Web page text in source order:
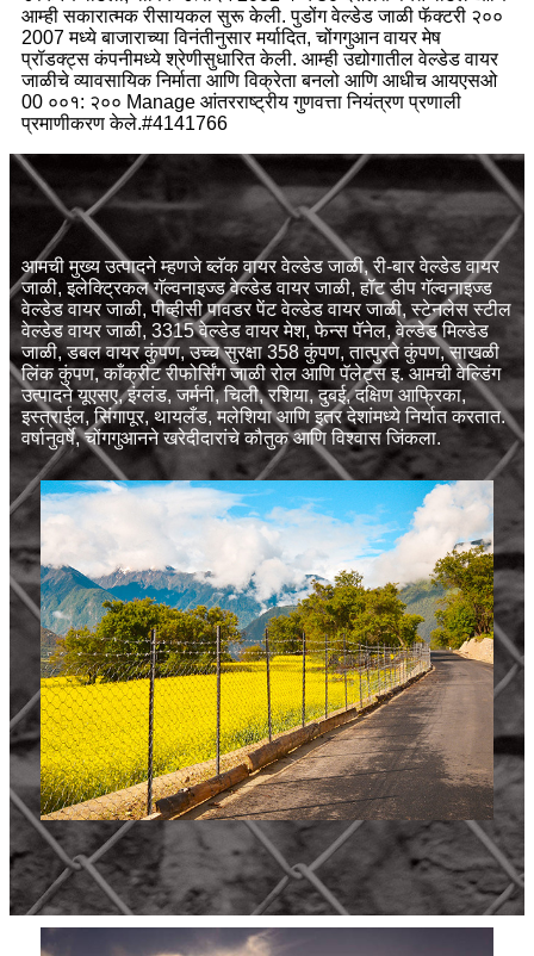
आम्ही सकारात्मक रीसायकल सुरू केली. पुडोंग वेल्डेड जाळी फॅक्टरी २००
2007 मध्ये बाजाराच्या विनंतीनुसार मर्यादित, चोंगगुआन वायर मेष
प्रॉडक्ट्स कंपनीमध्ये श्रेणीसुधारित केली. आम्ही उद्योगातील वेल्डेड वायर
जाळीचे व्यावसायिक निर्माता आणि विक्रेता बनलो आणि आधीच आयएसओ
00 ००१: २०० Manage आंतरराष्ट्रीय गुणवत्ता नियंत्रण प्रणाली
प्रमाणीकरण केले.#4141766
आमची मुख्य उत्पादने म्हणजे ब्लॅक वायर वेल्डेड जाळी, री-बार वेल्डेड वायर
जाळी, इलेक्ट्रिकल गॅल्वनाइज्ड वेल्डेड वायर जाळी, हॉट डीप गॅल्वनाइज्ड
वेल्डेड वायर जाळी, पीव्हीसी पावडर पेंट वेल्डेड वायर जाळी, स्टेनलेस स्टील
वेल्डेड वायर जाळी, 3315 वेल्डेड वायर मेश, फेन्स पॅनेल, वेल्डेड मिल्डेड
जाळी, डबल वायर कुंपण, उच्च सुरक्षा 358 कुंपण, तात्पुरते कुंपण, साखळी
लिंक कुंपण, काँक्रीट रीफोर्सिंग जाळी रोल आणि पॅलेट्स इ. आमची वेल्डिंग
उत्पादने यूएसए, इंग्लंड, जर्मनी, चिली, रशिया, दुबई, दक्षिण आफ्रिका,
इस्त्राईल, सिंगापूर, थायलँड, मलेशिया आणि इतर देशांमध्ये निर्यात करतात.
वर्षानुवर्षे, चोंगगुआनने खरेदीदारांचे कौतुक आणि विश्वास जिंकला.